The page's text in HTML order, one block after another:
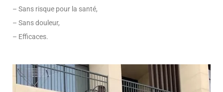
– Sans risque pour la santé,
– Sans douleur,
– Efficaces.